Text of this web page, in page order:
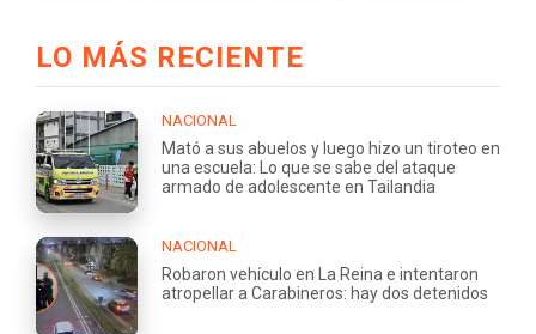
LO MÁS RECIENTE
NACIONAL
Mató a sus abuelos y luego hizo un tiroteo en
una escuela: Lo que se sabe del ataque
armado de adolescente en Tailandia
NACIONAL
Robaron vehículo en La Reina e intentaron
atropellar a Carabineros: hay dos detenidos